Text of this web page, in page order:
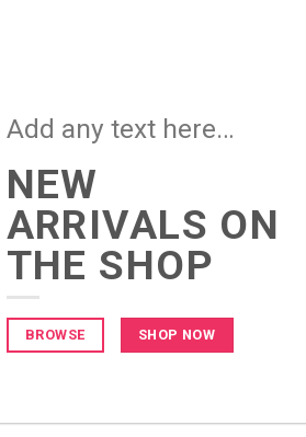
Add any text here…
NEW
ARRIVALS ON
THE SHOP
BROWSE SHOP NOW